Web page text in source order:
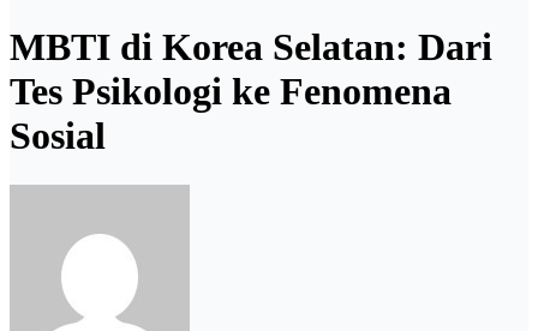
MBTI di Korea Selatan: Dari
Tes Psikologi ke Fenomena
Sosial